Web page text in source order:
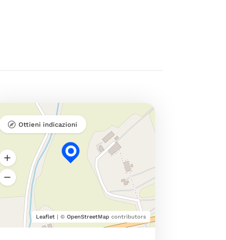
Leaflet| © OpenStreetMapcontributors
Ottieni indicazioni